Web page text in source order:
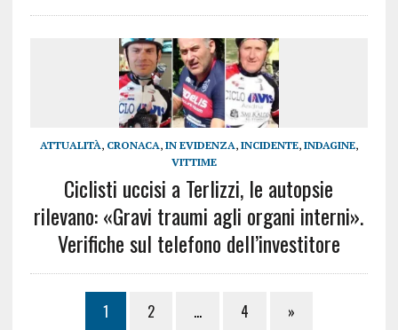
ATTUALITÀ, CRONACA, IN EVIDENZA, INCIDENTE, INDAGINE,
VITTIME
Ciclisti uccisi a Terlizzi, le autopsie
rilevano: «Gravi traumi agli organi interni».
Verifiche sul telefono dell’investitore
1 2 … 4 »